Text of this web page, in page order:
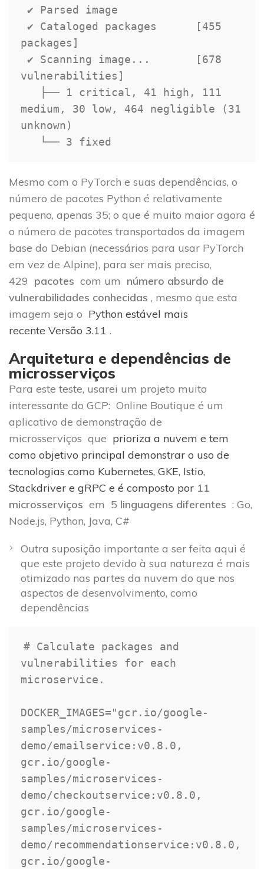
✔ Cataloged packages
[455
packages ]
✔ Scanning image . . . [678
vulnerabilities ]
   ├──
1 critical , 41 high ,
111
medium , 30 low, 464 negligible (31
unknown)
   └──
3 fixed
Mesmo com o PyTorch e suas dependências, o
número de pacotes Python é relativamente
pequeno, apenas 35; o que é muito maior agora é
o número de pacotes transportados da imagem
base do Debian (necessários para usar PyTorch
em vez de Alpine), para ser mais preciso,
429 pacotes com um número absurdo de
vulnerabilidades conhecidas , mesmo que esta
imagem seja o Python estável mais
recente Versão 3.11 .
Arquitetura e dependências de
microsserviços
Para este teste, usarei um projeto muito
interessante do GCP: Online Boutique é um
aplicativo de demonstração de
microsserviços que prioriza a nuvem e tem
como objetivo principal demonstrar o uso de
tecnologias como Kubernetes, GKE, Istio,
Stackdriver e gRPC e é composto por 11
microsserviços em 5 linguagens diferentes : Go,
Node.js, Python, Java, C#
Outra suposição importante a ser feita aqui é
que este projeto devido à sua natureza é mais
otimizado nas partes da nuvem do que nos
aspectos de desenvolvimento, como
dependências
# Calculate packages and
vulnerabilities for each
microservice.
DOCKER_IMAGES="gcr.io/google-
samples/microservices-
demo/emailservice:v0.8.0,
gcr.io/google-
samples/microservices-
demo/checkoutservice:v0.8.0,
gcr.io/google-
samples/microservices-
demo/recommendationservice:v0.8.0,
gcr.io/google-